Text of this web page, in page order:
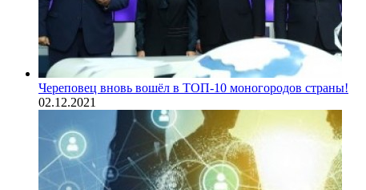
Череповец вновь вошёл в ТОП-10 моногородов страны!
02.12.2021